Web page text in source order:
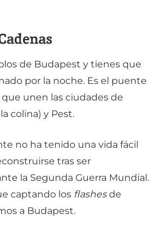
de Budapest y tienes que
por la noche. Es el puente
unen las ciudades de
colina) y Pest.
no ha tenido una vida fácil
tras ser
la Segunda Guerra Mundial.
captando los flashesde
a Budapest.